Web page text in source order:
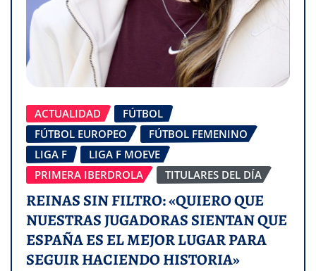
ACTUALIDAD
FÚTBOL
FÚTBOL EUROPEO
FÚTBOL FEMENINO
LIGA F
LIGA F MOEVE
PRIMERA IBERDROLA
TITULARES DEL DÍA
REINAS SIN FILTRO: «QUIERO QUE
NUESTRAS JUGADORAS SIENTAN QUE
ESPAÑA ES EL MEJOR LUGAR PARA
SEGUIR HACIENDO HISTORIA»